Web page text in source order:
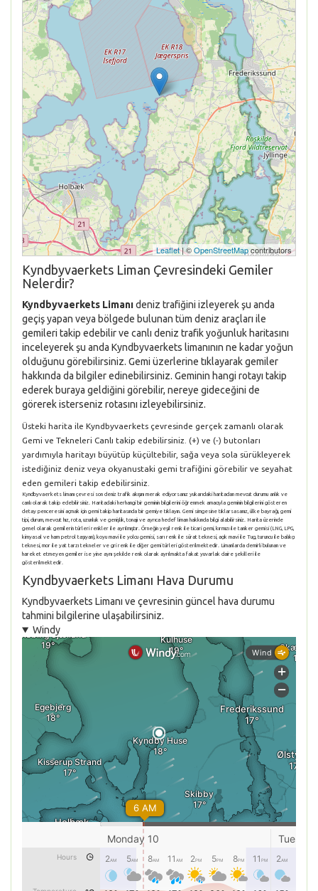
Leaflet| ©OpenStreetMapcontributors
Kyndbyvaerkets Liman Çevresindeki Gemiler
Nelerdir?
Kyndbyvaerkets Limanıdeniz trafiğini izleyerek şu anda
geçiş yapan veya bölgede bulunan tüm deniz araçları ile
gemileri takip edebilir ve canlı deniz trafik yoğunluk haritasını
inceleyerek şu anda Kyndbyvaerkets limanının ne kadar yoğun
olduğunu görebilirsiniz. Gemi üzerlerine tıklayarak gemiler
hakkında da bilgiler edinebilirsiniz. Geminin hangi rotayı takip
ederek buraya geldiğini görebilir, nereye gideceğini de
görerek isterseniz rotasını izleyebilirsiniz.
Üsteki harita ile Kyndbyvaerkets çevresinde gerçek zamanlı olarak
Gemi ve Tekneleri Canlı takip edebilirsiniz. (+) ve (-) butonları
yardımıyla haritayı büyütüp küçültebilir, sağa veya sola sürükleyerek
istediğiniz deniz veya okyanustaki gemi trafiğini görebilir ve seyahat
eden gemileri takip edebilirsiniz.
Kyndbyvaerkets limanı çevresi son deniz trafik akışını merak ediyorsanız yukarıdaki haritadan mevcut durumu anlık ve
canlı olarak takip edebilirsiniz. Haritadaki herhangi bir geminin bilgilerini öğrenmek amacıyla geminin bilgilerini gösteren
detay penceresini açmak için gemi takip haritasında bir gemiye tıklayın. Gemi simgesine tıklarsasanız, ülke bayrağı, gemi
tipi, durum, mevcut hız, rota, uzunluk ve genişlik, tonajı ve ayrıca hedef liman hakkında bilgi alabilirsiniz. Harita üzerinde
genel olarak gemilerin türleri renkler ile ayrılmıştır. Örneğin yeşil renk ile ticari gemi, kırmızı ile tanker gemisi (LNG, LPG,
kimyasal ve ham petrol taşıyan), koyu mavi ile yolcu gemisi, sarı renk ile sürat teknesi, açık mavi ile Tug, turuncu ile balıkçı
teknesi, mor ile yat tarzı tekneler ve gri renk ile diğer gemi türleri gösterilmektedir. Limanlarda demirli bulunan ve
hareket etmeyen gemiler ise yine aynı şekilde renk olarak ayrılmakta fakat yuvarlak daire şekilleri ile
gösterilmektedir.
Kyndbyvaerkets Limanı Hava Durumu
Kyndbyvaerkets Limanı ve çevresinin güncel hava durumu
tahmini bilgilerine ulaşabilirsiniz.
Windy